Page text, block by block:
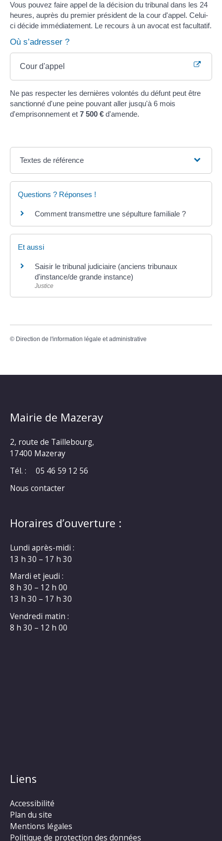
Vous pouvez faire appel de la décision du tribunal dans les 24
heures, auprès du premier président de la cour d'appel. Celui-
ci décide immédiatement. Le recours à un avocat est facultatif.
Où s’adresser ?
Cour d'appel
Ne pas respecter les dernières volontés du défunt peut être
sanctionné d'une peine pouvant aller jusqu'à 6 mois
d'emprisonnement et 7 500 € d'amende.
Textes de référence
Questions ? Réponses !
Comment transmettre une sépulture familiale ?
Et aussi
Saisir le tribunal judiciaire (anciens tribunaux
d'instance/de grande instance)
Justice
© Direction de l'information légale et administrative
Mairie de Mazeray
2, route de Taillebourg,
17400 Mazeray
Tél. :
05 46 59 12 56
Nous contacter
Horaires d’ouverture :
Lundi après-midi :
13 h 30 – 17 h 30
Mardi et jeudi :
8 h 30 – 12 h 00
13 h 30 – 17 h 30
Vendredi matin :
8 h 30 – 12 h 00
Liens
Accessibilité
Plan du site
Mentions légales
Politique de protection des données